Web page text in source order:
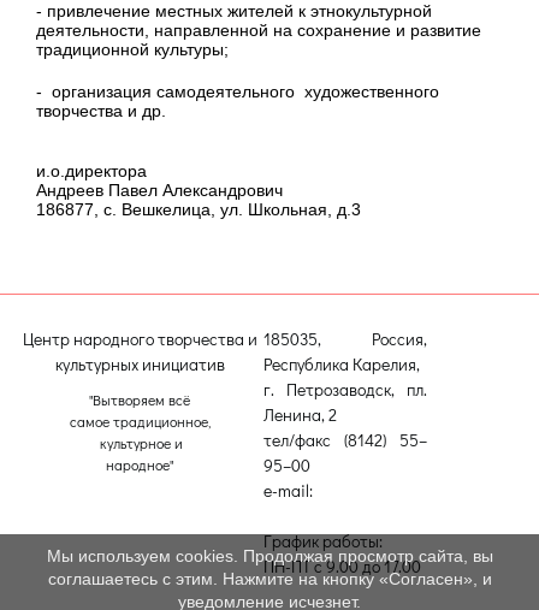
- привлечение местных жителей к этнокультурной
деятельности, направленной на сохранение и развитие
традиционной культуры;
- организация самодеятельного художественного
творчества и др.
и.о.директора
Андреев Павел Александрович
186877, с. Вешкелица, ул. Школьная, д.3
Центр народного творчества и
культурных инициатив
"Вытворяем всё
самое традиционное,
культурное и
народное"
185035, Россия,
Республика Карелия,
г. Петрозаводск, пл.
Ленина, 2
тел/факс (8142) 55–
95–00
e-mail:
График работы:
ПН-ПТ с 9.00 до 17.00
Мы используем cookies. Продолжая просмотр сайта, вы
соглашаетесь с этим. Нажмите на кнопку «Согласен», и
уведомление исчезнет.